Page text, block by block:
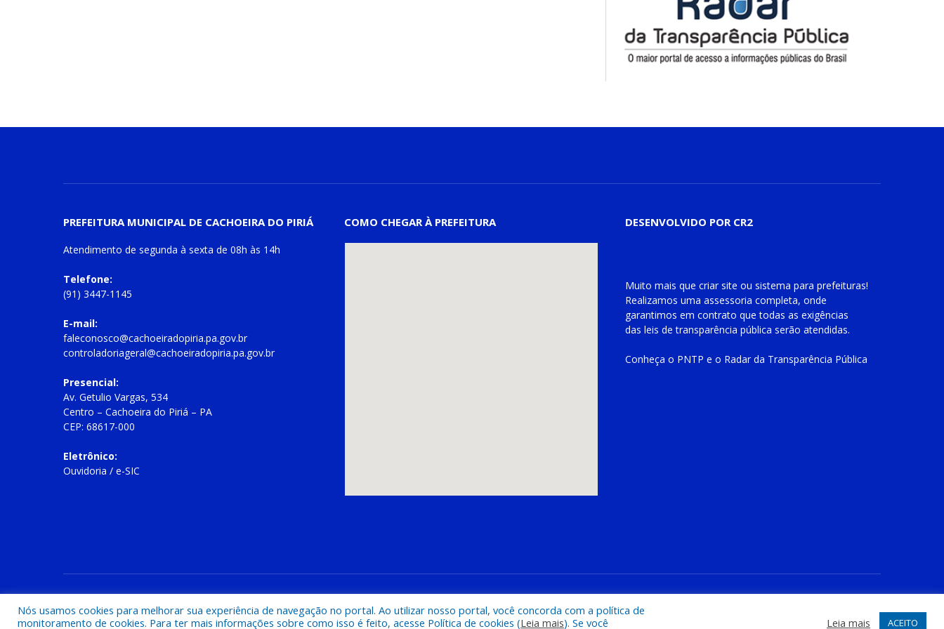
PREFEITURA MUNICIPAL DE CACHOEIRA DO PIRIÁ
Atendimento de segunda à sexta de 08h às 14h
Telefone:
(91) 3447-1145
E-mail:
faleconosco@cachoeiradopiria.pa.gov.br
controladoriageral@cachoeiradopiria.pa.gov.br
Presencial:
Av. Getulio Vargas, 534
Centro – Cachoeira do Piriá – PA
CEP: 68617-000
Eletrônico:
Ouvidoria / e-SIC
COMO CHEGAR À PREFEITURA DESENVOLVIDO POR CR2
Muito mais que criar site ou sistema para prefeituras!
Realizamos uma assessoria completa, onde
garantimos em contrato que todas as exigências
das leis de transparência pública serão atendidas.
Conheça o PNTP e o Radar da Transparência Pública
Nós usamos cookies para melhorar sua experiência de navegação no portal. Ao utilizar nosso portal, você concorda com a política de
monitoramento de cookies. Para ter mais informações sobre como isso é feito, acesse Política de cookies (Leia mais). Se você
Leia mais ACEITO